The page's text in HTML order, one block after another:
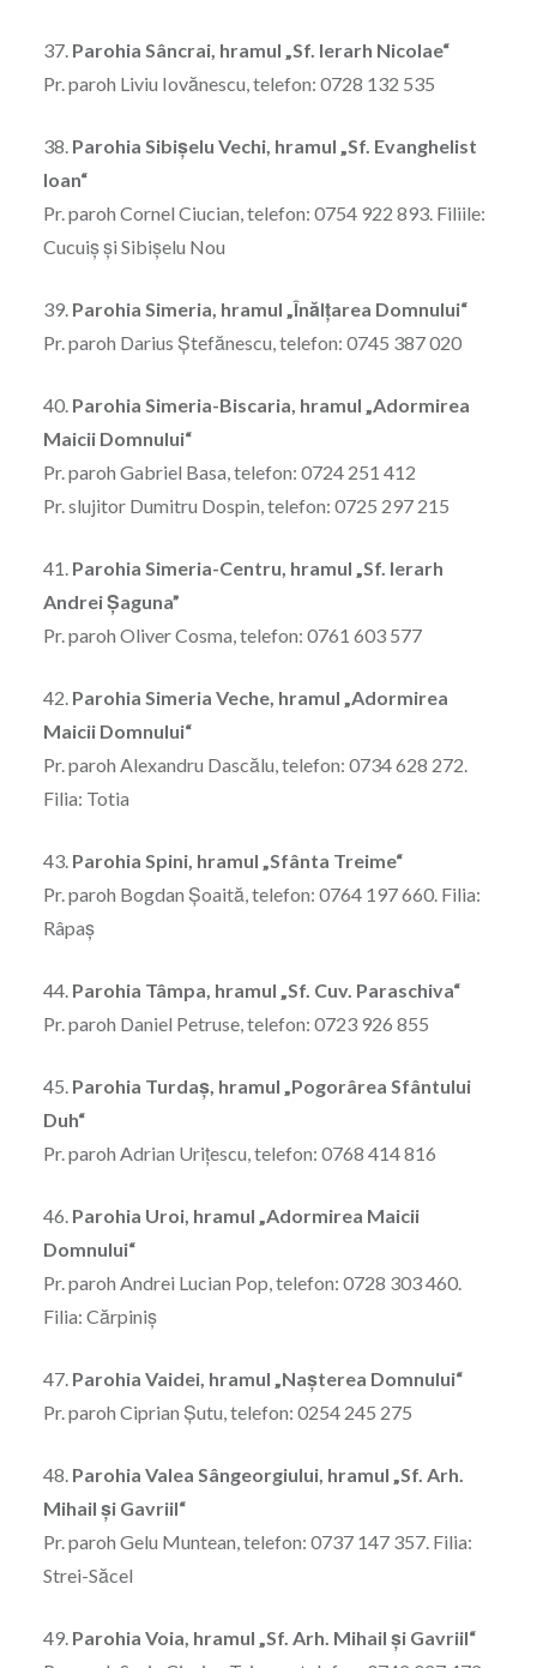
37. Parohia Sâncrai, hramul „Sf. Ierarh Nicolae“
Pr. paroh Liviu Iovănescu, telefon: 0728 132 535
38. Parohia Sibişelu Vechi, hramul „Sf. Evanghelist
Ioan“
Pr. paroh Cornel Ciucian, telefon: 0754 922 893. Filiile:
Cucuiş şi Sibişelu Nou
39. Parohia Simeria, hramul „Înălţarea Domnului“
Pr. paroh Darius Ştefănescu, telefon: 0745 387 020
40. Parohia Simeria-Biscaria, hramul „Adormirea
Maicii Domnului“
Pr. paroh Gabriel Basa, telefon: 0724 251 412
Pr. slujitor Dumitru Dospin, telefon: 0725 297 215
41. Parohia Simeria-Centru, hramul „Sf. Ierarh
Andrei Șaguna”
Pr. paroh Oliver Cosma, telefon: 0761 603 577
42. Parohia Simeria Veche, hramul „Adormirea
Maicii Domnului“
Pr. paroh Alexandru Dascălu, telefon: 0734 628 272.
Filia: Totia
43. Parohia Spini, hramul „Sfânta Treime“
Pr. paroh Bogdan Șoaită, telefon: 0764 197 660. Filia:
Râpaş
44. Parohia Tâmpa, hramul „Sf. Cuv. Paraschiva“
Pr. paroh Daniel Petruse, telefon: 0723 926 855
45. Parohia Turdaş, hramul „Pogorârea Sfântului
Duh“
Pr. paroh Adrian Uriţescu, telefon: 0768 414 816
46. Parohia Uroi, hramul „Adormirea Maicii
Domnului“
Pr. paroh Andrei Lucian Pop, telefon: 0728 303 460.
Filia: Cărpiniş
47. Parohia Vaidei, hramul „Naşterea Domnului“
Pr. paroh Ciprian Şutu, telefon: 0254 245 275
48. Parohia Valea Sângeorgiului, hramul „Sf. Arh.
Mihail şi Gavriil“
Pr. paroh Gelu Muntean, telefon: 0737 147 357. Filia:
Strei-Săcel
49. Parohia Voia, hramul „Sf. Arh. Mihail şi Gavriil“